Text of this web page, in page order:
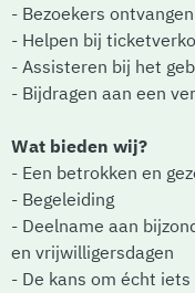
- Bezoekers
- Helpen bij
- Assisteren bij het
- Bijdragen aan een
Wat bieden wij?
- Een betrokken en
- Begeleiding
- Deelname aan
en vrijwilligersdagen
- De kans om écht